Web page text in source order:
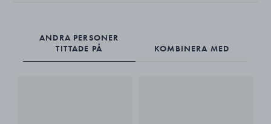
ANDRA PERSONER
TITTADE PÅ
KOMBINERA MED